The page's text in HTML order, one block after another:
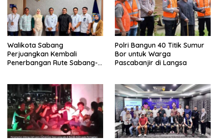
Walikota Sabang
Perjuangkan Kembali
Penerbangan Rute Sabang-
Polri Bangun 40 Titik Sumur
Bor untuk Warga
Pascabanjir di Langsa